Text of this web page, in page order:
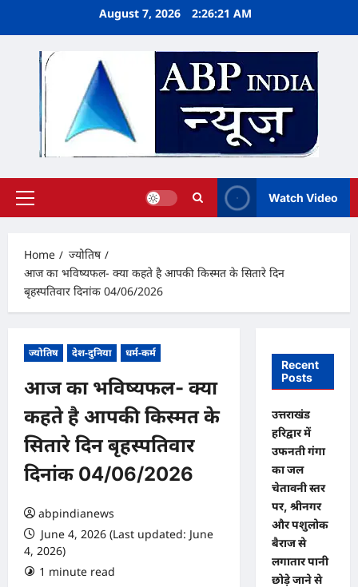
August 7, 2026 2:26:22 AM
Primary
Watch Video
Home
ज्योतिष
आज का भविष्यफल- क्या कहते है आपकी किस्मत के सितारे दिन
बृहस्पतिवार दिनांक 04/06/2026
ज्योतिष देश-दुनिया धर्म-कर्म
आज का भविष्यफल- क्या
कहते है आपकी किस्मत के
सितारे दिन बृहस्पतिवार
दिनांक 04/06/2026
abpindianews
June 4, 2026 (Last updated: June
4, 2026)
1 minute read
Recent
Posts
उत्तराखंड
हरिद्वार में
उफनती गंगा
का जल
चेतावनी स्तर
पर, श्रीनगर
और पशुलोक
बैराज से
लगातार पानी
छोड़े जाने से